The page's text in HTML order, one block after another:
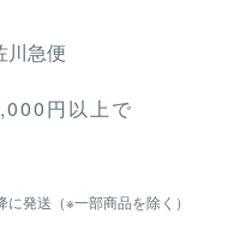
川急便
円以上で
発送（※一部商品を除く）